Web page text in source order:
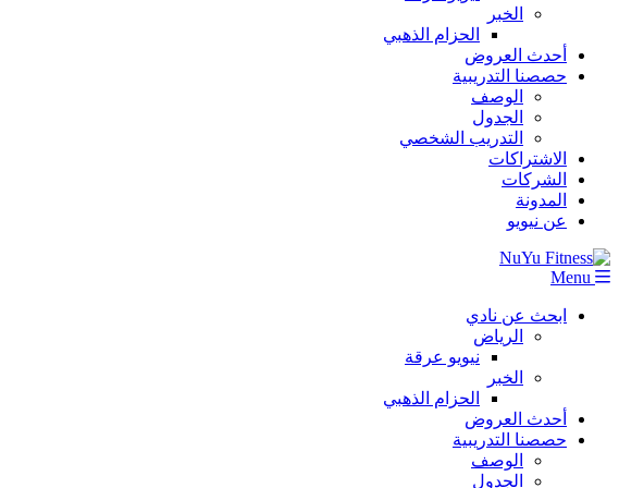
الخبر
الحزام الذهبي
أحدث العروض
حصصنا التدريبية
الوصف
الجدول
التدريب الشخصي
الاشتراكات
الشركات
المدونة
عن نيويو
Menu
ابحث عن نادي
الرياض
نيويو عرقة
الخبر
الحزام الذهبي
أحدث العروض
حصصنا التدريبية
الوصف
الجدول